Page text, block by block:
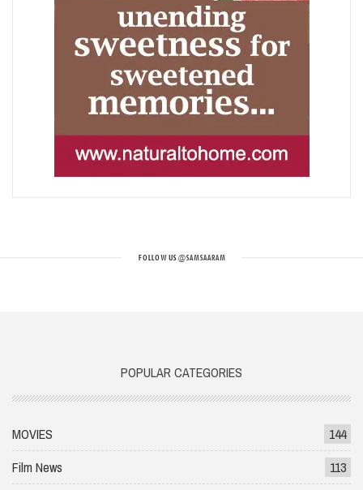
FOLLOW US@SAMSAARAM
POPULAR CATEGORIES
MOVIES
144
Film News
113